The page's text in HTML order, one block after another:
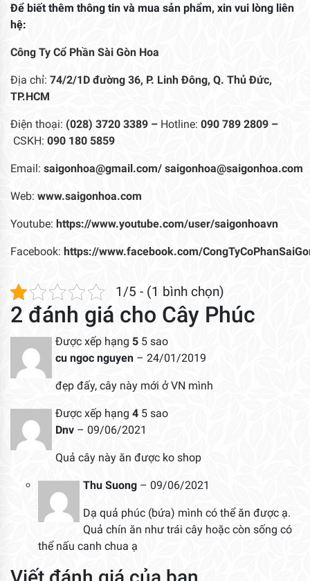
Để biết thêm thông tin và mua sản phẩm, xin vui lòng liên
hệ:
Công Ty Cổ Phần Sài Gòn Hoa
Địa chỉ: 74/2/1D đường 36, P. Linh Đông, Q. Thủ Đức,
TP.HCM
Điện thoại: (028) 3720 3389 – Hotline: 090 789 2809 –
CSKH: 090 180 5859
Email: saigonhoa@gmail.com/ saigonhoa@saigonhoa.com
Web: www.saigonhoa.com
Youtube: https://www.youtube.com/user/saigonhoavn
Facebook: https://www.facebook.com/
1/5 - (1 bình chọn)
2 đánh giá cho Cây Phúc
Được xếp hạng 5 5 sao
cu ngoc nguyen – 24/01/2019
đẹp đấy, cây này mới ở VN mình
Được xếp hạng 4 5 sao
Dnv – 09/06/2021
Quả cây này ăn được ko shop
Thu Suong – 09/06/2021
Dạ quả phúc (bứa) mình có thể ăn được ạ.
Quả chín ăn như trái cây hoặc còn sống có
thể nấu canh chua ạ